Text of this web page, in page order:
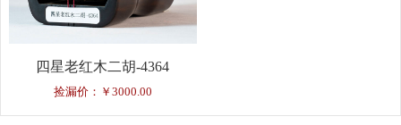
四星老红木二胡-4364
捡漏价：￥3000.00